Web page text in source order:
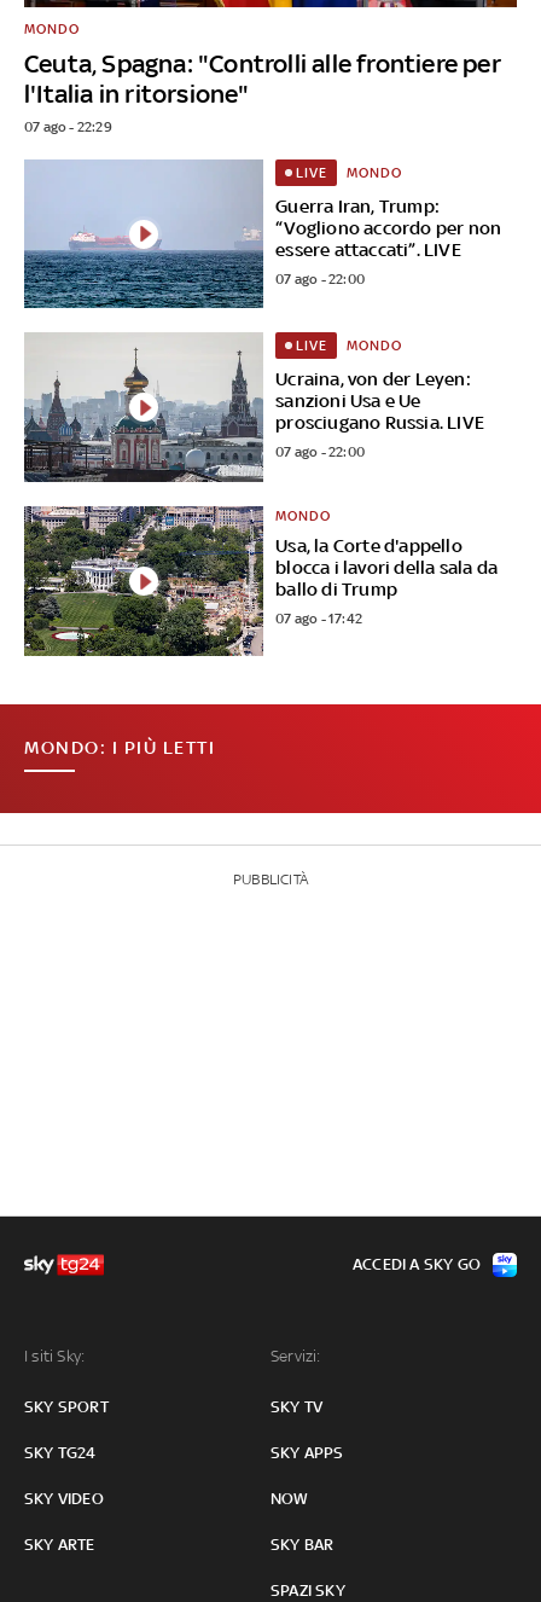
Ceuta, Spagna: "Controlli alle frontiere per
l'Italia in ritorsione"
MONDO
07 ago - 22:29
Guerra Iran, Trump:
“Vogliono accordo per non
essere attaccati”. LIVE
LIVE MONDO
07 ago - 22:00
Ucraina, von der Leyen:
sanzioni Usa e Ue
prosciugano Russia. LIVE
LIVE MONDO
07 ago - 22:00
Usa, la Corte d'appello
blocca i lavori della sala da
ballo di Trump
MONDO
07 ago - 17:42
MONDO: I PIÙ LETTI
PUBBLICITÀ
I siti Sky:
SKY SPORT
SKY TG24
SKY VIDEO
SKY ARTE
Servizi:
SKY TV
SKY APPS
NOW
SKY BAR
SPAZI SKY
ACCEDI A SKY GO